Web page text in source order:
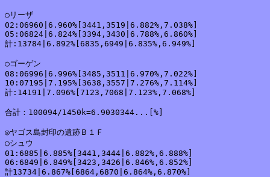
○リーザ
02:06960|6.960%[3441,3519|6.882%,7.038%]
05:06824|6.824%[3394,3430|6.788%,6.860%]
計:13784|6.892%[6835,6949|6.835%,6.949%]
○ゴーゲン
08:06996|6.996%[3485,3511|6.970%,7.022%]
10:07195|7.195%[3638,3557|7.276%,7.114%]
計:14191|7.096%[7123,7068|7.123%,7.068%]
合計：100094/1450k=6.9030344...[%]
◎ヤゴス島封印の遺跡Ｂ１Ｆ
○シュウ
01:6885|6.885%[3441,3444|6.882%,6.888%]
06:6849|6.849%[3423,3426|6.846%,6.852%]
計13734|6.867%[6864,6870|6.864%,6.870%]